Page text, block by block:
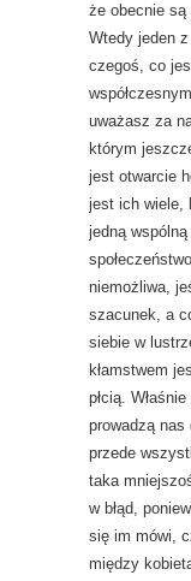
że obecnie są
Wtedy jeden
czegoś, co
uważasz za
którym
jest otwarcie
jest ich wiele,
jedną
niemożliwa,
szacunek, a
siebie w
kłamstwem
płcią.
prowadzą nas
przede
taka
w błąd,
się im mówi,
między